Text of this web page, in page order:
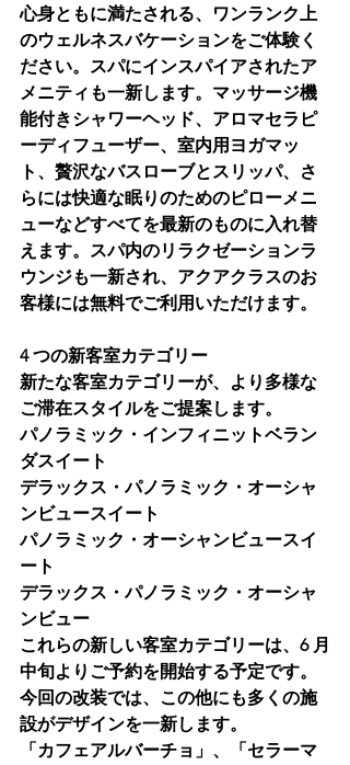
心身ともに満たされる、ワンランク上
のウェルネスバケーションをご体験く
ださい。スパにインスパイアされたア
メニティも一新します。マッサージ機
能付きシャワーヘッド、アロマセラピ
ーディフューザー、室内用ヨガマッ
ト、贅沢なバスローブとスリッパ、さ
らには快適な眠りのためのピローメニ
ューなどすべてを最新のものに入れ替
えます。スパ内のリラクゼーションラ
ウンジも一新され、アクアクラスのお
客様には無料でご利用いただけます。
4 つの新客室カテゴリー
新たな客室カテゴリーが、より多様な
ご滞在スタイルをご提案します。
パノラミック・インフィニットベラン
ダスイート
デラックス・パノラミック・オーシャ
ンビュースイート
パノラミック・オーシャンビュースイ
ート
デラックス・パノラミック・オーシャ
ンビュー
これらの新しい客室カテゴリーは、6 月
中旬よりご予約を開始する予定です。
今回の改装では、この他にも多くの施
設がデザインを一新します。
「カフェアルバーチョ」、「セラーマ